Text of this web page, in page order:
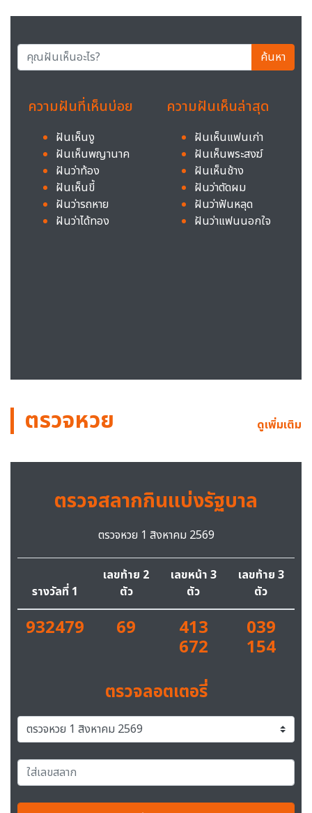
ค้นหา
ความฝันที่เห็นบ่อย
ฝันเห็นงู
ฝันเห็นพญานาค
ฝันว่าท้อง
ฝันเห็นขี้
ฝันว่ารถหาย
ฝันว่าได้ทอง
ความฝันเห็นล่าสุด
ฝันเห็นแฟนเก่า
ฝันเห็นพระสงฆ์
ฝันเห็นช้าง
ฝันว่าตัดผม
ฝันว่าฟันหลุด
ฝันว่าแฟนนอกใจ
ตรวจหวย ดูเพิ่มเติม
ตรวจสลากกินแบ่งรัฐบาล
ตรวจหวย 1 สิงหาคม 2569
รางวัลที่ 1
เลขท้าย 2
ตัว
เลขหน้า 3
ตัว
เลขท้าย 3
ตัว
932479 69 413
672
039
154
ตรวจลอตเตอรี่